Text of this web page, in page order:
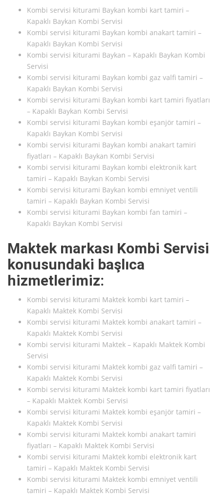
Kombi servisi kiturami Baykan kombi kart tamiri –
Kapaklı Baykan Kombi Servisi
Kombi servisi kiturami Baykan kombi anakart tamiri –
Kapaklı Baykan Kombi Servisi
Kombi servisi kiturami Baykan – Kapaklı Baykan Kombi
Servisi
Kombi servisi kiturami Baykan kombi gaz valfi tamiri –
Kapaklı Baykan Kombi Servisi
Kombi servisi kiturami Baykan kombi kart tamiri fiyatları
– Kapaklı Baykan Kombi Servisi
Kombi servisi kiturami Baykan kombi eşanjör tamiri –
Kapaklı Baykan Kombi Servisi
Kombi servisi kiturami Baykan kombi anakart tamiri
fiyatları – Kapaklı Baykan Kombi Servisi
Kombi servisi kiturami Baykan kombi elektronik kart
tamiri – Kapaklı Baykan Kombi Servisi
Kombi servisi kiturami Baykan kombi emniyet ventili
tamiri – Kapaklı Baykan Kombi Servisi
Kombi servisi kiturami Baykan kombi fan tamiri –
Kapaklı Baykan Kombi Servisi
Maktek markası Kombi Servisi
konusundaki başlıca
hizmetlerimiz:
Kombi servisi kiturami Maktek kombi kart tamiri –
Kapaklı Maktek Kombi Servisi
Kombi servisi kiturami Maktek kombi anakart tamiri –
Kapaklı Maktek Kombi Servisi
Kombi servisi kiturami Maktek – Kapaklı Maktek Kombi
Servisi
Kombi servisi kiturami Maktek kombi gaz valfi tamiri –
Kapaklı Maktek Kombi Servisi
Kombi servisi kiturami Maktek kombi kart tamiri fiyatları
– Kapaklı Maktek Kombi Servisi
Kombi servisi kiturami Maktek kombi eşanjör tamiri –
Kapaklı Maktek Kombi Servisi
Kombi servisi kiturami Maktek kombi anakart tamiri
fiyatları – Kapaklı Maktek Kombi Servisi
Kombi servisi kiturami Maktek kombi elektronik kart
tamiri – Kapaklı Maktek Kombi Servisi
Kombi servisi kiturami Maktek kombi emniyet ventili
tamiri – Kapaklı Maktek Kombi Servisi